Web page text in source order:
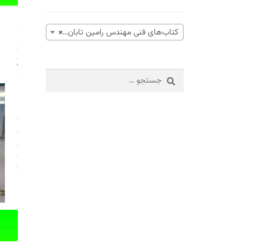
× کتاب‌های فنی مهندس رامین تابان (16)
جستجو
برای: